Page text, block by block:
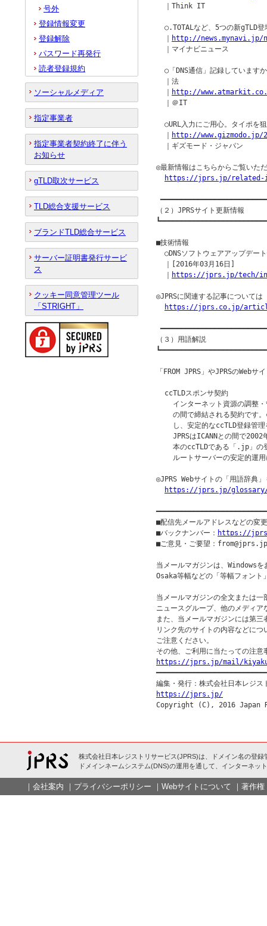
  ｜Think IT
○.TOTALなど、5つの新gTLD登
http://news.mynavi.jp/
  ｜マイナビニュース
○「DNS通信」記録しています
  ｜法
http://
  ｜＠IT
○URL入力にご用心。タイポを
http://www.gizmodo.jp/
  ｜ギズモード・ジャパン
◎最新情報はこちらからご覧いた
https://jprs.jp/related-
（２）JPRSサイト更新情報
■技術情報
○DNSソフトウェアアップデー
  ｜[2016年03月16日]
https://jprs.jp/tech/
◎JPRSに関連する記事について
https://jprs.co.jp/
（３）用語解説
「FROM JPRS」やJPRSのWeb
  ccTLDスポンサ契約
インターネット資源の調整
の間で締結される契約です
し、安定的なccTLD登録管理
JPRSはICANNとの間で2002
本のccTLDである「.jp」の
ルートサーバーの安定的運
◎JPRS Webサイトの「用語辞典
https://jprs.jp/
■配信先メールアドレスなどの変
■バックナンバー： https://
■ご意見・ご要望：from@jprs.jp
当メールマガジンは、Windowsを
Osaka等幅などの「等幅フォント
当メールマガジンの全文または一
ニュースグループ、他のメディ
また、当メールマガジンには第
リンク先のサイトの内容などに
ご注意ください。
https://jprs.jp/mail/
https://jprs.jp/
号外
登録情報変更
登録解除
パスワード再発行
読者登録規約
ソーシャルメディア
指定事業者
指定事業者契約終了に伴う
お知らせ
gTLD取次サービス
TLD総合支援サービス
ブランドTLD総合サービス
サーバー証明書発行サービ
ス
クッキー同意管理ツール
「STRIGHT」
株式会社日本レジストリサービス(JPRS)は、ドメイン名の登録
ドメインネームシステム(DNS)の運用を通して、インターネッ
｜ 会社案内 ｜ プライバシーポリシー ｜ Webサイトについて ｜ 著作権